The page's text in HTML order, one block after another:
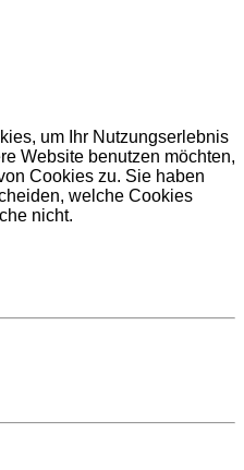
um Ihr Nutzungserlebnis
Website benutzen möchten,
Cookies zu. Sie haben
welche Cookies
nicht.